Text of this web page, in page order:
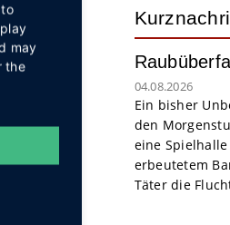
04.08.2026
Ein bisher
den
eine
erbeutetem
Täter die
may
the